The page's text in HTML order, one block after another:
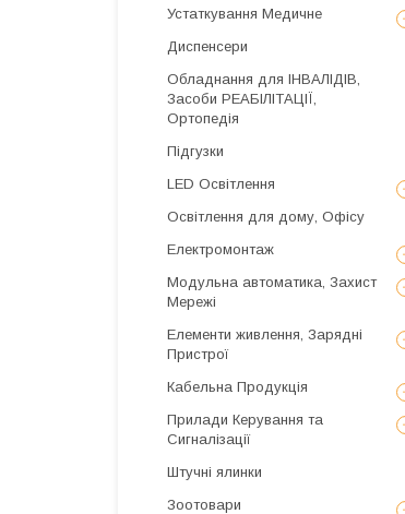
Устаткування Медичне
Диспенсери
Обладнання для ІНВАЛІДІВ,
Засоби РЕАБІЛІТАЦІЇ,
Ортопедія
Підгузки
LED Освітлення
Освітлення для дому, Офісу
Електромонтаж
Модульна автоматика, Захист
Мережі
Елементи живлення, Зарядні
Пристрої
Кабельна Продукція
Прилади Керування та
Сигналізації
Штучні ялинки
Зоотовари